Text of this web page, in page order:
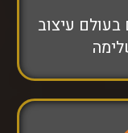
עיצוב